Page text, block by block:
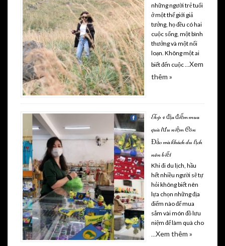
những người trẻ tuổi
ở một thế giới giả
tưởng, họ đều có hai
cuộc sống, một bình
thưởng và một nổi
loạn. Không một ai
biết đến cuộc …Xem
thêm »
Top 4 địa điểm mua
quà lưu niệm Côn
Đảo mà khách du lịch
nên biết
Khi đi du lịch, hầu
hết nhiều người sẽ tự
hỏi không biết nên
lựa chọn những địa
điểm nào để mua
sắm vài món đồ lưu
niệm để làm quà cho
…Xem thêm »